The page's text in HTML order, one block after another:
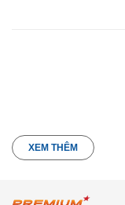
XEM THÊM